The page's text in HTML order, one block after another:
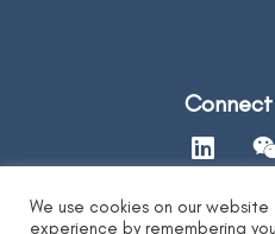
We use cookies on our
experience by remembering